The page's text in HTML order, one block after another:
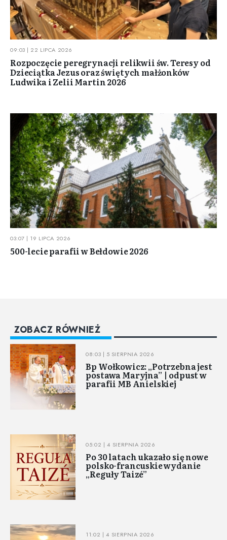
09:03 | 22 LIPCA 2026
Rozpoczęcie peregrynacji relikwii św. Teresy od
Dzieciątka Jezus oraz świętych małżonków
Ludwika i Zelii Martin 2026
03:07 | 19 LIPCA 2026
500-lecie parafii w Bełdowie 2026
ZOBACZ RÓWNIEŻ
08:03 | 5 SIERPNIA 2026
Bp Wołkowicz: „Potrzebna jest
postawa Maryjna” | odpust w
parafii MB Anielskiej
05:02 | 4 SIERPNIA 2026
Po 30 latach ukazało się nowe
polsko-francuskie wydanie
„Reguły Taizé”
11:02 | 4 SIERPNIA 2026